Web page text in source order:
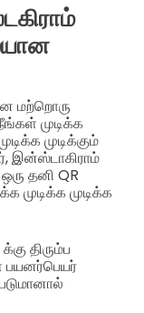
மற்றொரு
முடிக்க
முடிக்கும்
இன்ஸ்டாகிராம்
தனி QR
முடிக்க முடிக்க
திரும்ப